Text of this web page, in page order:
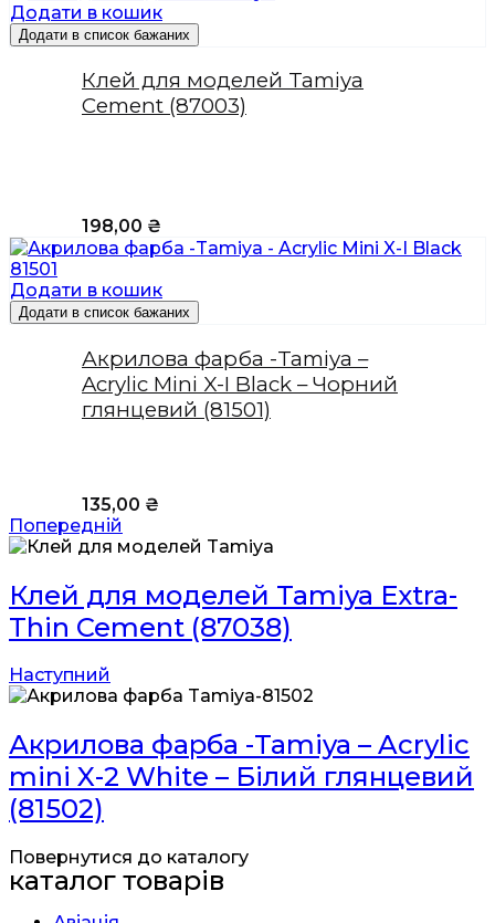
Додати в кошик
Додати в список бажаних
Клей для моделей Tamiya
Cement (87003)
198,00 ₴
Додати в кошик
Додати в список бажаних
Акрилова фарба -Tamiya –
Acrylic Mini X-I Black – Чорний
глянцевий (81501)
135,00 ₴
Попередній
Клей для моделей Tamiya Extra-
Thin Cement (87038)
Наступний
Акрилова фарба -Tamiya – Acrylic
mini X-2 White – Білий глянцевий
(81502)
Повернутися до каталогу
каталог товарів